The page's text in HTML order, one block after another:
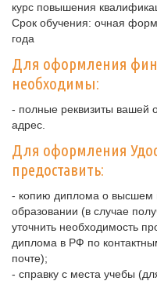
курс повышения
Срок обучения: очная
года
Для оформления
необходимы:
- полные реквизиты вашей
адрес.
Для оформления
предоставить:
- копию диплома о высшем
образовании (в случае
уточнить необходимость
диплома в РФ по
почте);
- справку с места учебы